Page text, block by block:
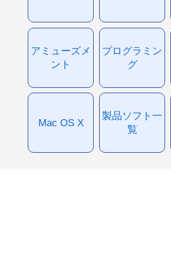
アミューズメ
ント
プログラミン
グ
Mac OS X
製品ソフト一
覧